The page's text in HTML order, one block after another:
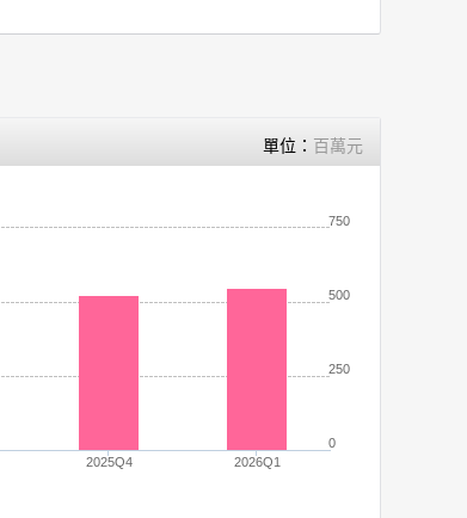
單位： 百萬元
2025Q4 2026Q1
0
250
500
750